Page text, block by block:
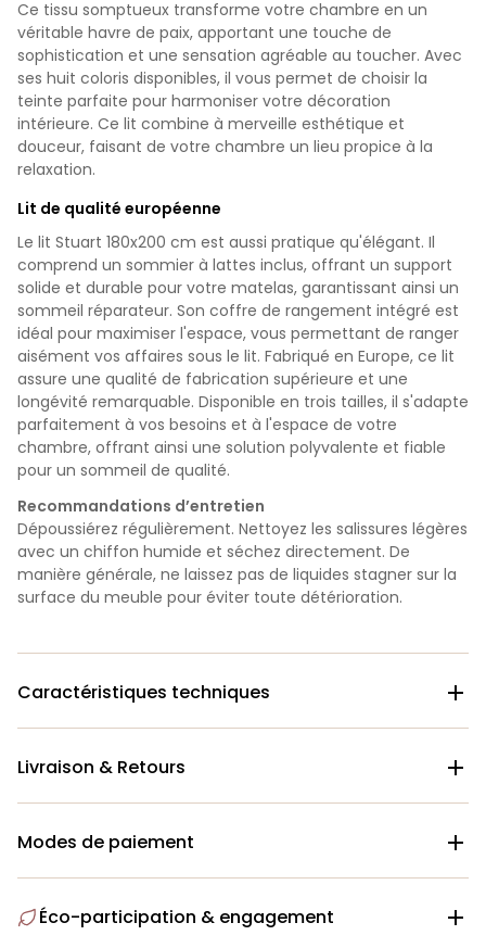
Ce tissu somptueux transforme votre chambre en un
véritable havre de paix, apportant une touche de
sophistication et une sensation agréable au toucher. Avec
ses huit coloris disponibles, il vous permet de choisir la
teinte parfaite pour harmoniser votre décoration
intérieure. Ce lit combine à merveille esthétique et
douceur, faisant de votre chambre un lieu propice à la
relaxation.
Lit de qualité européenne
Le lit Stuart 180x200 cm est aussi pratique qu'élégant. Il
comprend un sommier à lattes inclus, offrant un support
solide et durable pour votre matelas, garantissant ainsi un
sommeil réparateur. Son coffre de rangement intégré est
idéal pour maximiser l'espace, vous permettant de ranger
aisément vos affaires sous le lit. Fabriqué en Europe, ce lit
assure une qualité de fabrication supérieure et une
longévité remarquable. Disponible en trois tailles, il s'adapte
parfaitement à vos besoins et à l'espace de votre
chambre, offrant ainsi une solution polyvalente et fiable
pour un sommeil de qualité.
Recommandations d’entretien
Dépoussiérez régulièrement. Nettoyez les salissures légères
avec un chiffon humide et séchez directement. De
manière générale, ne laissez pas de liquides stagner sur la
surface du meuble pour éviter toute détérioration.
Caractéristiques techniques 
Livraison & Retours 
Modes de paiement 
Éco-participation & engagement 